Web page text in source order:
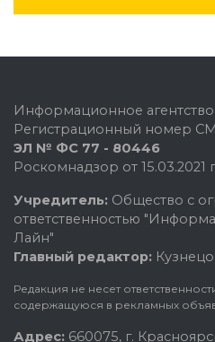
Информационное агентство
Регистрационный номер
ЭЛ № ФС 77 - 80446
Роскомнадзор от 15.03.2021
Учредитель: Общество с
ответственностью
Лайн"
Главный редактор:
Редакция не несет
содержащуюся в рекламных
Адрес: 660075, г.